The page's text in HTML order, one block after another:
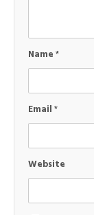
Name*
Email*
Website